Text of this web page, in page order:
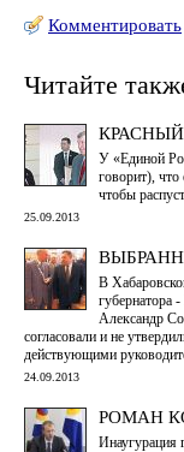
Комментировать
Читайте
У «Единой
говорит), что
чтобы
25.09.2013
В
губернатора
Александр
согласовали и не
действующими
24.09.2013
РОМАН
Инаугурация